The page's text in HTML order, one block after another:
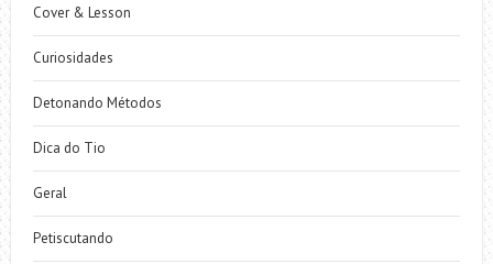
Cover & Lesson
Curiosidades
Detonando Métodos
Dica do Tio
Geral
Petiscutando